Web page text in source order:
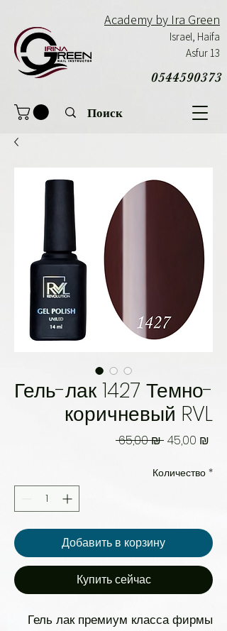
0544590373
Academy by Ira Green
Israel, Haifa
Asfur 13
Гель-лак 1427 Темно-
коричневый RVL
65,00 ₪ Обычная
45,00 ₪
Количество *
Добавить в корзину
Купить сейчас
Гель лак премиум класса фирмы